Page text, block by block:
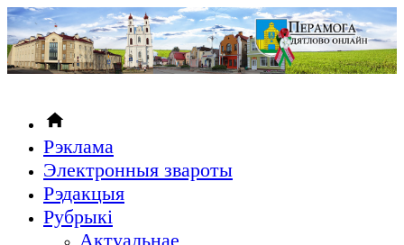
Рэклама
Электронныя звароты
Рэдакцыя
Рубрыкi
Актуальнае